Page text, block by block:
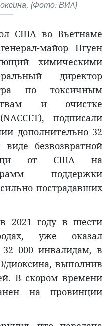
(Фото: ВИA)
США во Вьетнаме
майор Нгуен
химическими
директор
по токсичным
и очистке
подписали
дополнительно 32
безвозвратной
от США на
поддержки
пострадавших
2021 году в шести
уже оказал
000 инвалидам, в
выполнив
В скором времени
на провинции